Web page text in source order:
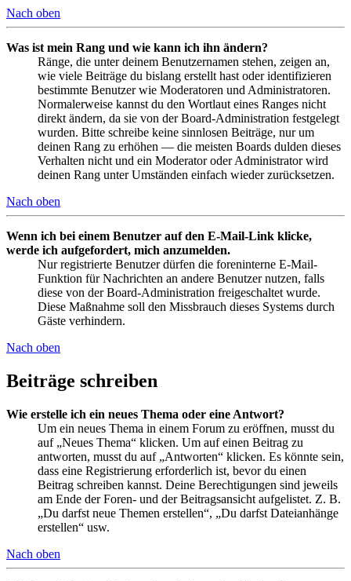
Nach oben
Was ist mein Rang und wie kann ich ihn ändern?
Ränge, die unter deinem Benutzernamen stehen, zeigen an,
wie viele Beiträge du bislang erstellt hast oder identifizieren
bestimmte Benutzer wie Moderatoren und Administratoren.
Normalerweise kannst du den Wortlaut eines Ranges nicht
direkt ändern, da sie von der Board-Administration festgelegt
wurden. Bitte schreibe keine sinnlosen Beiträge, nur um
deinen Rang zu erhöhen — die meisten Boards dulden dieses
Verhalten nicht und ein Moderator oder Administrator wird
deinen Rang unter Umständen einfach wieder zurücksetzen.
Nach oben
Wenn ich bei einem Benutzer auf den E-Mail-Link klicke,
werde ich aufgefordert, mich anzumelden.
Nur registrierte Benutzer dürfen die foreninterne E-Mail-
Funktion für Nachrichten an andere Benutzer nutzen, falls
diese von der Board-Administration freigeschaltet wurde.
Diese Maßnahme soll den Missbrauch dieses Systems durch
Gäste verhindern.
Nach oben
Beiträge schreiben
Wie erstelle ich ein neues Thema oder eine Antwort?
Um ein neues Thema in einem Forum zu eröffnen, musst du
auf „Neues Thema“ klicken. Um auf einen Beitrag zu
antworten, musst du auf „Antworten“ klicken. Es könnte sein,
dass eine Registrierung erforderlich ist, bevor du einen
Beitrag schreiben kannst. Deine Berechtigungen sind jeweils
am Ende der Foren- und der Beitragsansicht aufgelistet. Z. B.
„Du darfst neue Themen erstellen“, „Du darfst Dateianhänge
erstellen“ usw.
Nach oben